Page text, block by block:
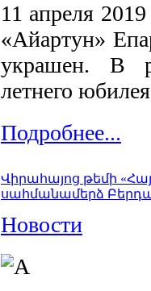
11 апреля
«Айартун»
украшен. В
летнего
Подробнее...
Վիրահայոց թեմի
սահմանամերձ
Новости